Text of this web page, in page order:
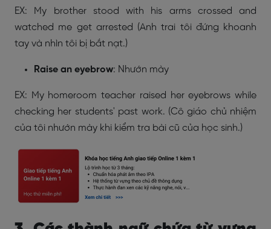
EX: My brother stood with his arms crossed and
watched me get arrested (Anh trai tôi đứng khoanh
tay và nhìn tôi bị bắt nạt.)
Raise an eyebrow: Nhướn mày
EX: My homeroom teacher raised her eyebrows while
checking her students' past work. (Cô giáo chủ nhiệm
của tôi nhướn mày khi kiểm tra bài cũ của học sinh.)